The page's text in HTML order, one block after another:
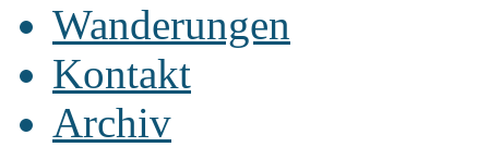
Wanderungen
Kontakt
Archiv